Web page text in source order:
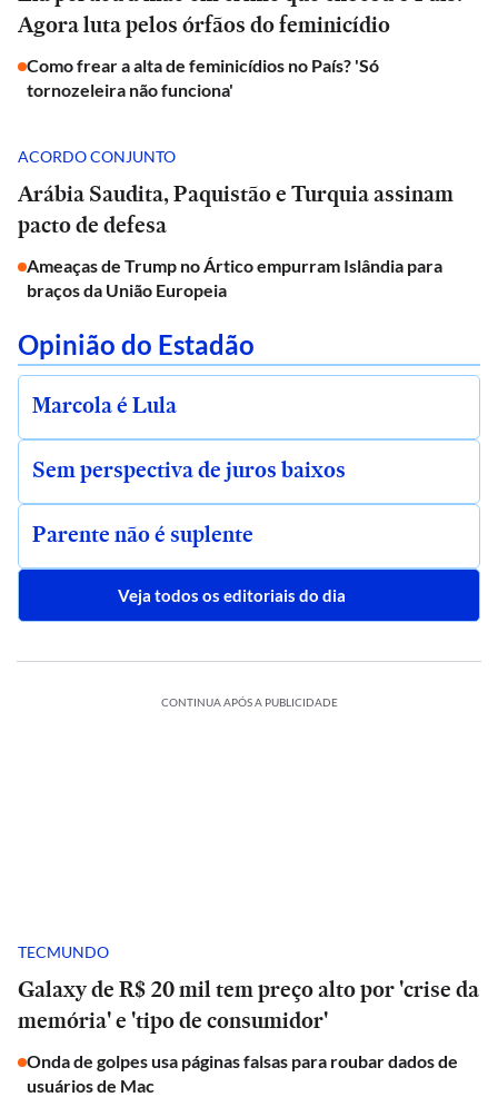
Agora luta pelos órfãos do feminicídio
Como frear a alta de feminicídios no País? 'Só
tornozeleira não funciona'
ACORDO CONJUNTO
Arábia Saudita, Paquistão e Turquia assinam
pacto de defesa
Ameaças de Trump no Ártico empurram Islândia para
braços da União Europeia
Opinião do Estadão
Marcola é Lula
Sem perspectiva de juros baixos
Parente não é suplente
Veja todos os editoriais do dia
CONTINUA APÓS A PUBLICIDADE
TECMUNDO
Galaxy de R$ 20 mil tem preço alto por 'crise da
memória' e 'tipo de consumidor'
Onda de golpes usa páginas falsas para roubar dados de
usuários de Mac